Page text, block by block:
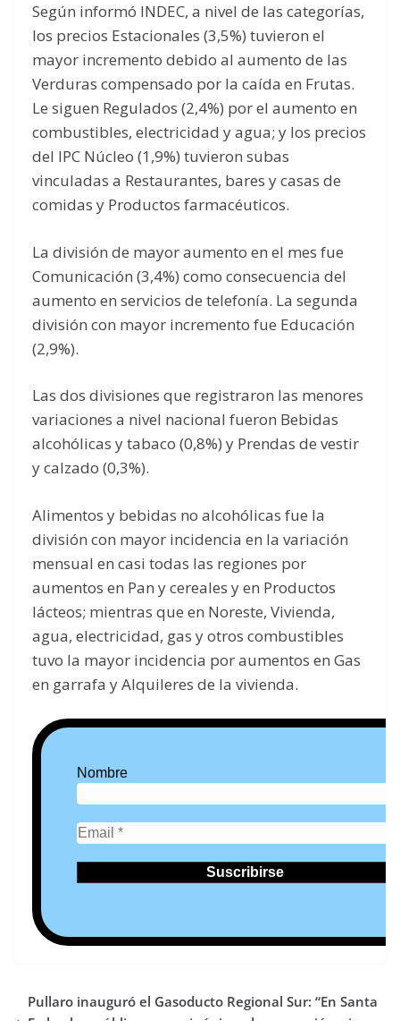
Según informó INDEC, a nivel de las categorías,
los precios Estacionales (3,5%) tuvieron el
mayor incremento debido al aumento de las
Verduras compensado por la caída en Frutas.
Le siguen Regulados (2,4%) por el aumento en
combustibles, electricidad y agua; y los precios
del IPC Núcleo (1,9%) tuvieron subas
vinculadas a Restaurantes, bares y casas de
comidas y Productos farmacéuticos.
La división de mayor aumento en el mes fue
Comunicación (3,4%) como consecuencia del
aumento en servicios de telefonía. La segunda
división con mayor incremento fue Educación
(2,9%).
Las dos divisiones que registraron las menores
variaciones a nivel nacional fueron Bebidas
alcohólicas y tabaco (0,8%) y Prendas de vestir
y calzado (0,3%).
Alimentos y bebidas no alcohólicas fue la
división con mayor incidencia en la variación
mensual en casi todas las regiones por
aumentos en Pan y cereales y en Productos
lácteos; mientras que en Noreste, Vivienda,
agua, electricidad, gas y otros combustibles
tuvo la mayor incidencia por aumentos en Gas
en garrafa y Alquileres de la vivienda.
Nombre
Pullaro inauguró el Gasoducto Regional Sur: “En Santa